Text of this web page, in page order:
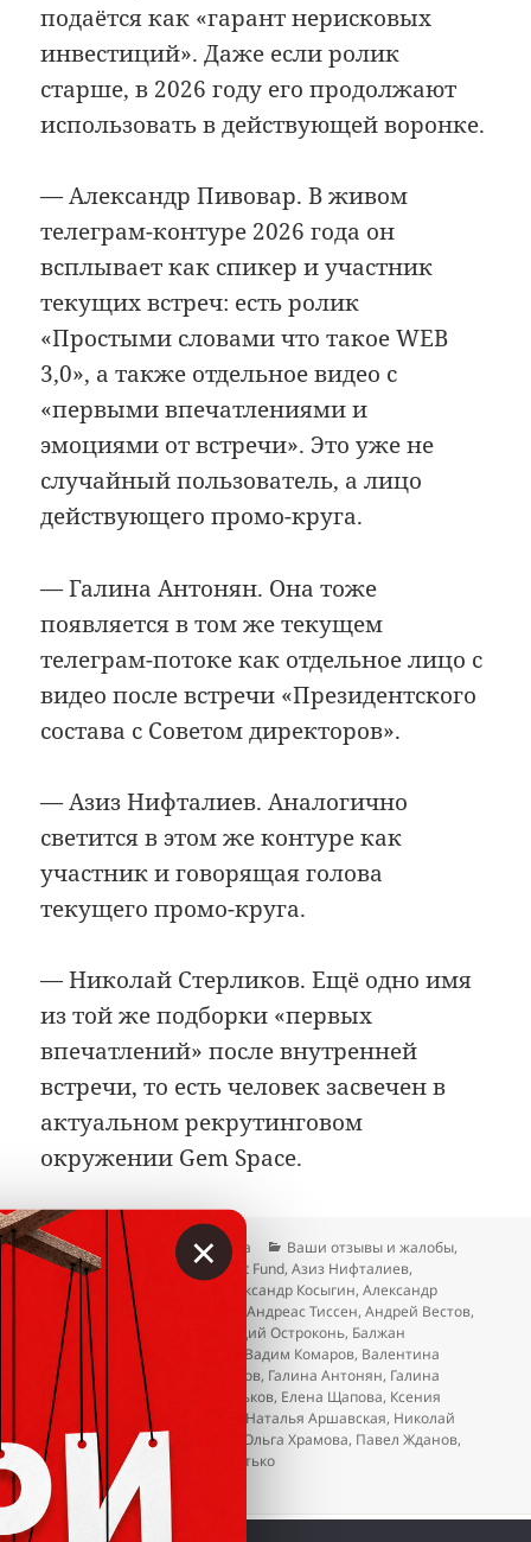
подаётся как «гарант нерисковых
инвестиций». Даже если ролик
старше, в 2026 году его продолжают
использовать в действующей воронке.
— Александр Пивовар. В живом
телеграм-контуре 2026 года он
всплывает как спикер и участник
текущих встреч: есть ролик
«Простыми словами что такое WEB
3,0», а также отдельное видео с
«первыми впечатлениями и
эмоциями от встречи». Это уже не
случайный пользователь, а лицо
действующего промо-круга.
— Галина Антонян. Она тоже
появляется в том же текущем
телеграм-потоке как отдельное лицо с
видео после встречи «Президентского
состава с Советом директоров».
— Азиз Нифталиев. Аналогично
светится в этом же контуре как
участник и говорящая голова
текущего промо-круга.
— Николай Стерликов. Ещё одно имя
из той же подборки «первых
впечатлений» после внутренней
встречи, то есть человек засвечен в
актуальном рекрутинговом
окружении Gem Space.
Опубликовано
20.04.2026 Автор
Гость сайта Рубрики
Ваши отзывы и жалобы,
Отзывы
Метки
TreeD Investment Fund,Азиз Нифталиев,
Александр Качановский
Александр Косыгин,Александр
Пивовар
Альфия Айбушева ,Андреас Тиссен,Андрей Вестов,
Антонина Новоселова
Аркадий Остроконь, Балжан
Молдасанова , Вадим Комаров, Валентина
Муромцева
Валерий Остриков, Галина Антонян, Галина
Здоровцова
Дмитрий Васильков, Елена Щапова, Ксения
Горбачева
Лариса Ерёмина Наталья Аршавская, Николай
Стерликов
Нусрат Оруджев Ольга Храмова, Павел Жданов,
Татьяна Тарасова
, Эдуард Витько
Добавить комментарий
×